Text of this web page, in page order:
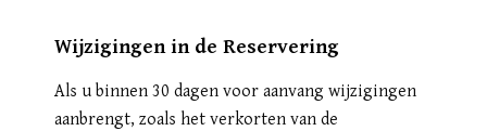
Wijzigingen in de Reservering
Als u binnen 30 dagen voor aanvang wijzigingen
aanbrengt, zoals het verkorten van de